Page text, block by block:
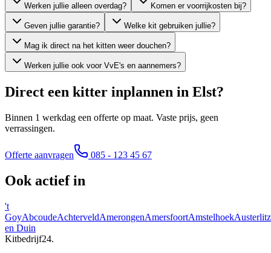
Werken jullie alleen overdag? Komen er voorrijkosten bij?
Geven jullie garantie? Welke kit gebruiken jullie?
Mag ik direct na het kitten weer douchen?
Werken jullie ook voor VvE's en aannemers?
Direct een kitter inplannen in Elst?
Binnen 1 werkdag een offerte op maat. Vaste prijs, geen
verrassingen.
Offerte aanvragen 085 - 123 45 67
Ook actief in
't
GoyAbcoudeAchterveldAmerongenAmersfoortAmstelhoekAusterlitz
en Duin
Kitbedrijf24.